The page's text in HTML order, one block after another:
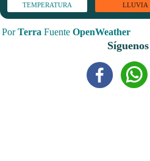
TEMPERATURA LLUVIA
PorTerra Fuente OpenWeather